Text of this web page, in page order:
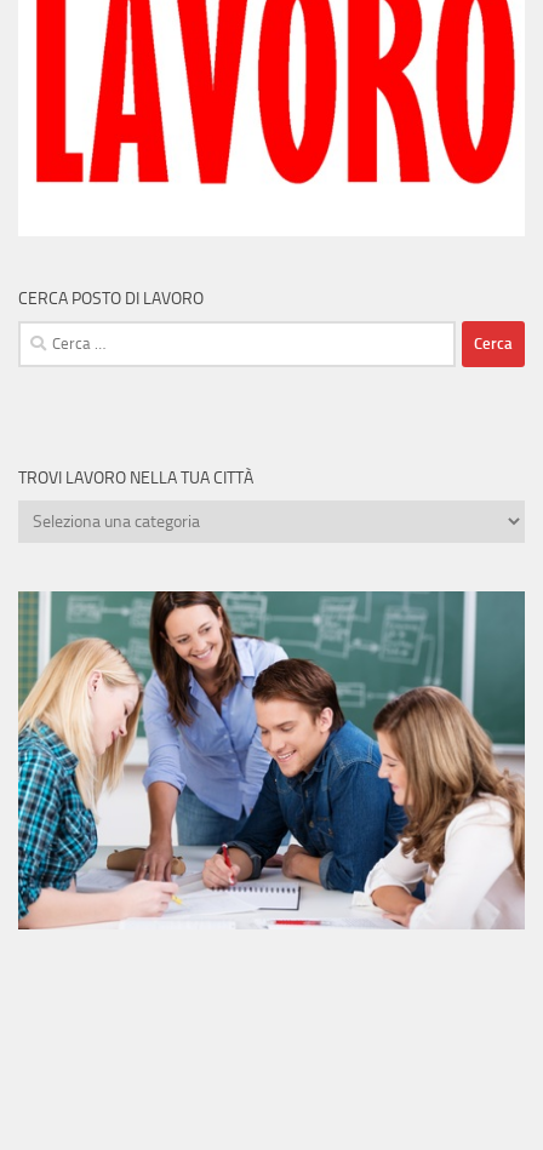
CERCA POSTO DI LAVORO
Ricerca
per:
TROVI LAVORO NELLA TUA CITTÀ
Trovi
tua
città